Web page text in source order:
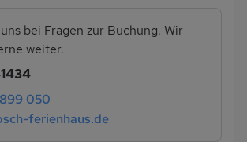
bei Fragen zur Buchung. Wir
weiter.
050
ferienhaus.de